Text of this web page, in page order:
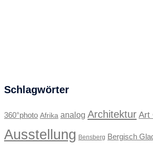
Schlagwörter
360°photo Afrika analog Architektur Art
Ausstellung Bensberg Bergisch